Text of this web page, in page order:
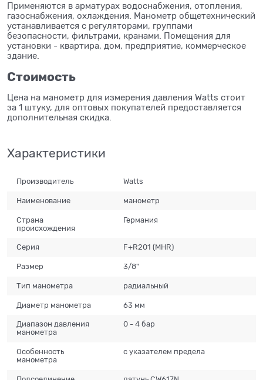
Применяются в арматурах водоснабжения, отопления,
газоснабжения, охлаждения. Манометр общетехнический
устанавливается с регуляторами, группами
безопасности, фильтрами, кранами. Помещения для
установки - квартира, дом, предприятие, коммерческое
здание.
Стоимость
Цена на манометр для измерения давления Watts стоит
за 1 штуку, для оптовых покупателей предоставляется
дополнительная скидка.
Характеристики
Производитель Watts
Наименование манометр
Страна
происхождения
Германия
Серия F+R201 (MHR)
Размер 3/8"
Тип манометра радиальный
Диаметр манометра 63 мм
Диапазон давления
манометра
0 - 4 бар
Особенность
манометра
с указателем предела